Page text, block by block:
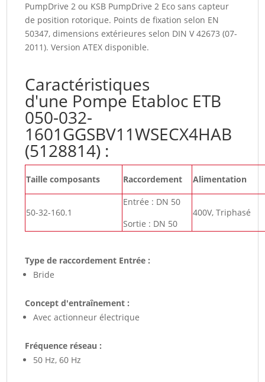
PumpDrive 2 ou KSB PumpDrive 2 Eco sans capteur
de position rotorique. Points de fixation selon EN
50347, dimensions extérieures selon DIN V 42673 (07-
2011). Version ATEX disponible.
Caractéristiques
d'une Pompe Etabloc ETB
050-032-
1601GGSBV11WSECX4HAB
(5128814) :
Taille composants Raccordement Alimentation
50-32-160.1
Entrée : DN 50
Sortie : DN 50
400V, Triphasé
Type de raccordement Entrée :
Bride
Concept d'entraînement :
Avec actionneur électrique
Fréquence réseau :
50 Hz, 60 Hz